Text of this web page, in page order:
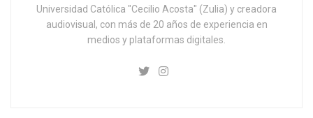
Universidad Católica "Cecilio Acosta" (Zulia) y creadora
audiovisual, con más de 20 años de experiencia en
medios y plataformas digitales.